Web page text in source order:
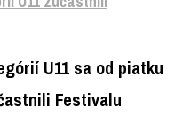
U11 sa od piatku
Festivalu